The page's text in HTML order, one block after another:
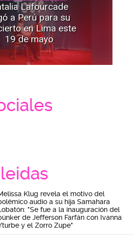
Lafourcade
a Perú para su
en Lima este
19 de mayo
Klug revela el motivo del
audio a su hija Samahara
"Se fue a la inauguración del
de Jefferson Farfán con Ivanna
y el Zorro Zupe"